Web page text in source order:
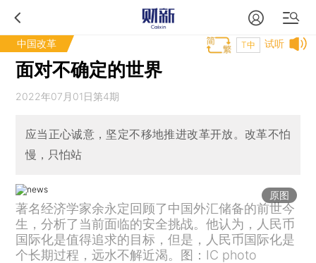
中国改革 试听
T中
面对不确定的世界
2022年07月01日第4期
应当正心诚意，坚定不移地推进改革开放。改革不怕
慢，只怕站
原图
著名经济学家余永定回顾了中国外汇储备的前世今
生，分析了当前面临的安全挑战。他认为，人民币
国际化是值得追求的目标，但是，人民币国际化是
个长期过程，远水不解近渴。图：IC photo